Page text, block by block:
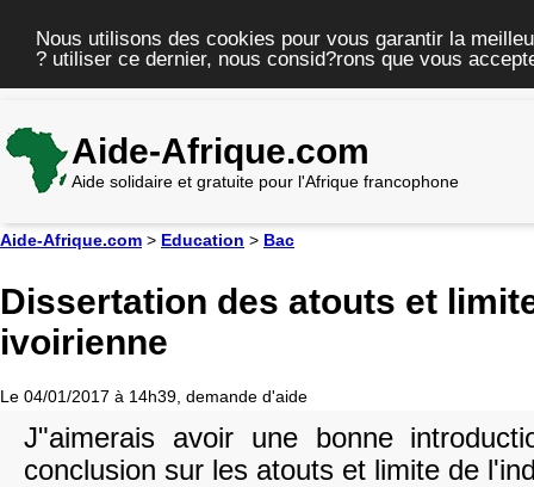
Nous utilisons des cookies pour vous garantir la
? utiliser ce dernier, nous consid?rons que vous
Aide-Afrique.com
Aide solidaire et gratuite pour l'Afrique francophone
Aide-Afrique.com > Education > Bac
Dissertation des atouts et
ivoirienne
Le 04/01/2017 à 14h39, demande d'aide
J"aimerais avoir une bonne
conclusion sur les atouts et limite de